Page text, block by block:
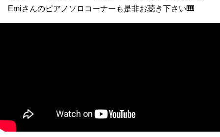
Emiさんのピアノソロコーナーも是非お聴き下さい🎹